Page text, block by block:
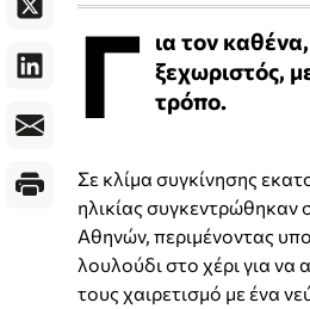
Γ ια τον
ξεχωριστός,
τρόπο.
Σε κλίμα συγκίνησης
ηλικίας
Αθηνών, περιμένοντας
λουλούδι στο χέρι για να
τους χαιρετισμό με ένα